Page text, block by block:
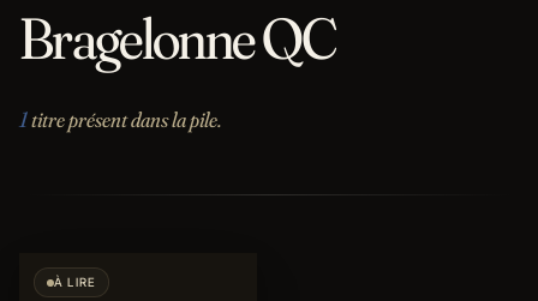
Bragelonne QC
1titre présent dans la pile.
À LIRE